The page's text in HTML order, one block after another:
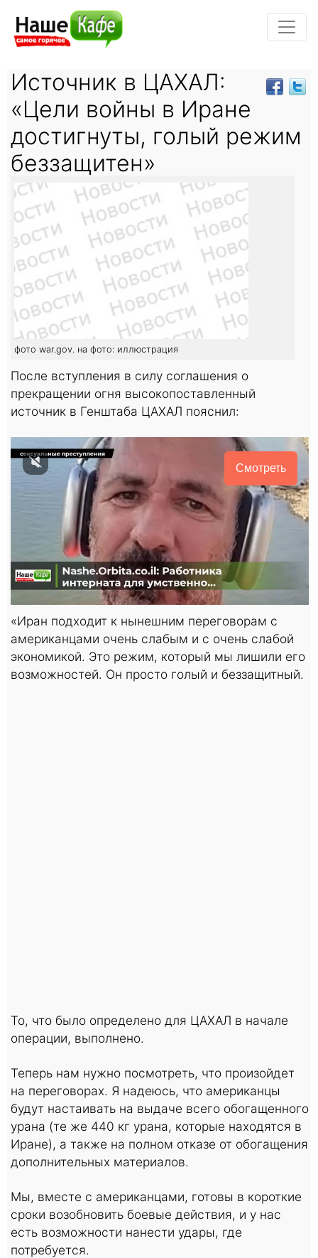
Источник в ЦАХАЛ:
«Цели войны в Иране
достигнуты, голый режим
беззащитен»
фото war.gov. на фото: иллюстрация
После вступления в силу соглашения о
прекращении огня высокопоставленный
источник в Генштаба ЦАХАЛ пояснил:
Смотреть
«Иран подходит к нынешним переговорам с
американцами очень слабым и с очень слабой
экономикой. Это режим, который мы лишили его
возможностей. Он просто голый и беззащитный.
То, что было определено для ЦАХАЛ в начале
операции, выполнено.
Теперь нам нужно посмотреть, что произойдет
на переговорах. Я надеюсь, что американцы
будут настаивать на выдаче всего обогащенного
урана (те же 440 кг урана, которые находятся в
Иране), а также на полном отказе от обогащения
дополнительных материалов.
Мы, вместе с американцами, готовы в короткие
сроки возобновить боевые действия, и у нас
есть возможности нанести удары, где
потребуется.